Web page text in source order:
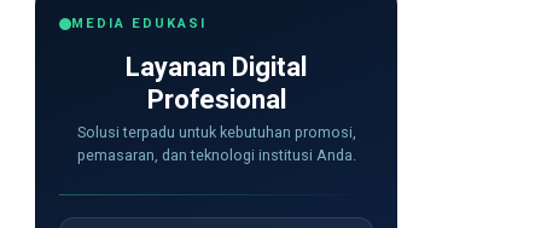
MEDIA EDUKASI
Layanan Digital
Profesional
Solusi terpadu untuk kebutuhan promosi,
pemasaran, dan teknologi institusi Anda.